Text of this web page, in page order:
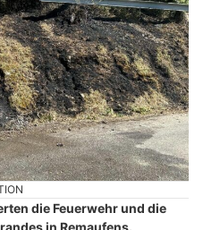
die Feuerwehr und die